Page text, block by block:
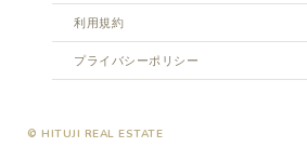
利用規約
プライバシーポリシー
© HITUJI REAL ESTATE